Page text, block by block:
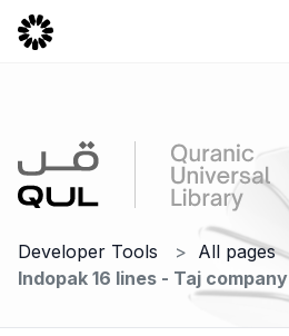
Developer Tools
All pages
Indopak 16 lines - Taj company